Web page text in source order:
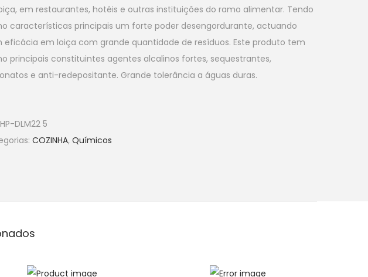
em restaurantes, hotéis e outras instituições do ramo alimentar. Tendo
características principais um forte poder desengordurante, actuando
eficácia em loiça com grande quantidade de resíduos. Este produto tem
principais constituintes agentes alcalinos fortes, sequestrantes,
e anti-redepositante. Grande tolerância a águas duras.
HP-DLM22 5
COZINHA, Químicos